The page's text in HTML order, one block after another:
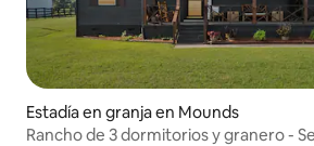
Estadía en granja en Mounds
Rancho de 3 dormitorios y granero -